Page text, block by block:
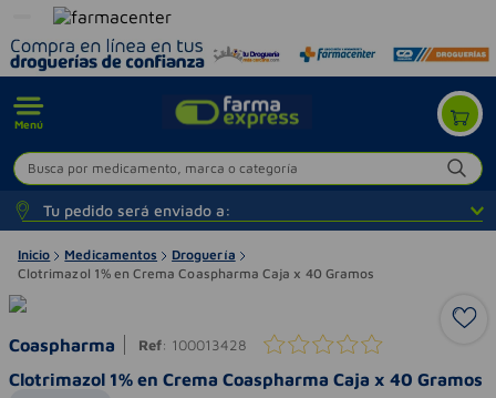
Menú
Busca por medicamento, marca o categoría
Tu pedido será enviado a:
Inicio Medicamentos
Droguería
Clotrimazol 1% en Crema Coaspharma Caja x 40 Gramos
Coaspharma Ref: 100013428
Clotrimazol 1% en Crema Coaspharma Caja x 40 Gramos